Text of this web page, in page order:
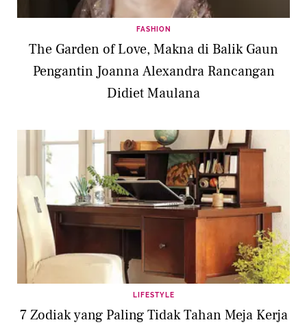
FASHION
The Garden of Love, Makna di Balik Gaun
Pengantin Joanna Alexandra Rancangan
Didiet Maulana
LIFESTYLE
7 Zodiak yang Paling Tidak Tahan Meja Kerja